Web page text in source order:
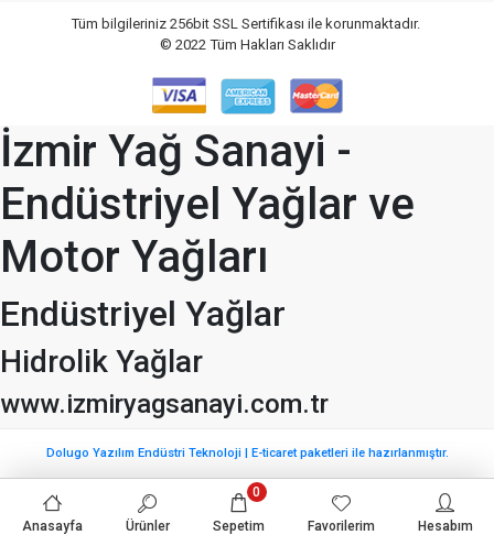
Tüm bilgileriniz 256bit SSL Sertifikası ile korunmaktadır.
© 2022 Tüm Hakları Saklıdır
Anasayfa Ürünler Sepetim
0
Favorilerim Hesabım
İzmir Yağ Sanayi -
Endüstriyel Yağlar ve
Motor Yağları
Endüstriyel Yağlar
Hidrolik Yağlar
www.izmiryagsanayi.com.tr
Dolugo Yazılım Endüstri Teknoloji | E-ticaret paketleri ile hazırlanmıştır.